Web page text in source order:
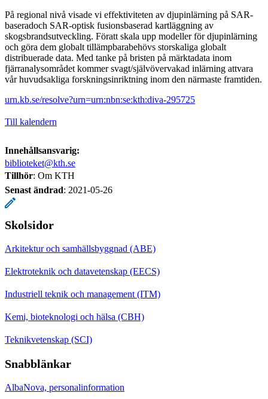
På regional nivå visade vi effektiviteten av djupinlärning på SAR-
baseradoch SAR-optisk fusionsbaserad kartläggning av
skogsbrandsutveckling. Föratt skala upp modeller för djupinlärning
och göra dem globalt tillämpbarabehövs storskaliga globalt
distribuerade data. Med tanke på bristen på märktadata inom
fjärranalysområdet kommer svagt/självövervakad inlärning attvara
vår huvudsakliga forskningsinriktning inom den närmaste framtiden.
urn.kb.se/resolve?urn=urn:nbn:se:kth:diva-295725
Till kalendern
Innehållsansvarig:
biblioteket@kth.se
Tillhör: Om KTH
Senast ändrad: 2021-05-26
Skolsidor
Arkitektur och samhällsbyggnad (ABE)
Elektroteknik och datavetenskap (EECS)
Industriell teknik och management (ITM)
Kemi, bioteknologi och hälsa (CBH)
Teknikvetenskap (SCI)
Snabblänkar
AlbaNova, personalinformation